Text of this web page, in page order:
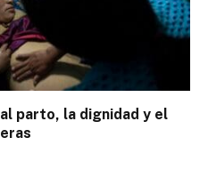
parto, la dignidad y el